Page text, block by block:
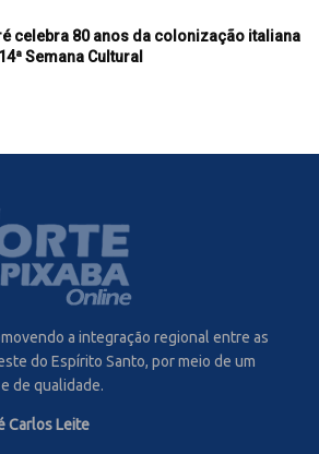
celebra 80 anos da colonização italiana
Semana Cultural
a integração regional entre as
do Espírito Santo, por meio de um
de qualidade.
Carlos Leite